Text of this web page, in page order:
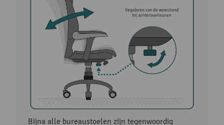
Bijna alle bureaustoelen zijn tegenwoordig